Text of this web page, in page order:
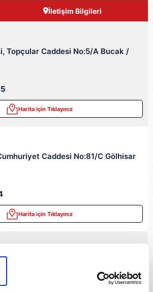
İletişim Bilgileri
Topçular Caddesi No:5/A Bucak /
Harita için Tıklayınız
Caddesi No:81/C Gölhisar
Harita için Tıklayınız
Caddesi, No:2 Karamanlı /